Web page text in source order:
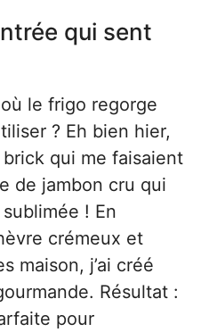
qui sent
le frigo regorge
? Eh bien hier,
brick qui me faisaient
de jambon cru qui
sublimée ! En
crémeux et
maison, j’ai créé
Résultat :
pour